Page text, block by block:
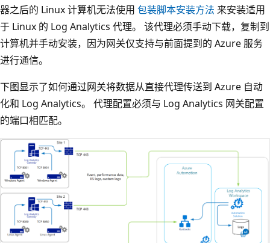
器之后的 Linux 计算机无法使用 包装脚本安装方法 来安装适用
于 Linux 的 Log Analytics 代理。 该代理必须手动下载，复制到
计算机并手动安装，因为网关仅支持与前面提到的 Azure 服务
进行通信。
下图显示了如何通过网关将数据从直接代理传送到 Azure 自动
化和 Log Analytics。 代理配置必须与 Log Analytics 网关配置
的端口相匹配。